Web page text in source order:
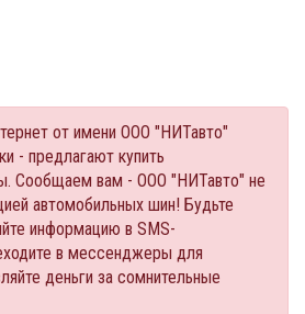
от имени ООО "НИТавто"
- предлагают купить
Сообщаем вам - ООО "НИТавто" не
автомобильных шин! Будьте
информацию в SMS-
в мессенджеры для
деньги за сомнительные